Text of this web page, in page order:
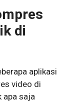
di
aplikasi
video di
apa saja